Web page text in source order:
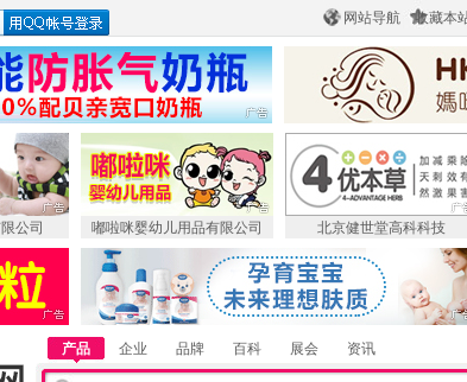
网站导航 收藏本
公司 嘟啦咪婴幼儿用品有限公司 北京健世堂高科科技
产品 企业 品牌 百科 展会 资讯